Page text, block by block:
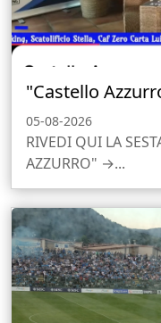
"Castello
05-08-2026
RIVEDI QUI LA
AZZURRO" →...